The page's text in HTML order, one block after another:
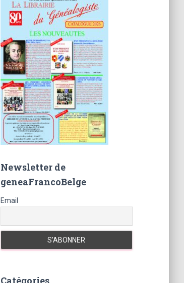
:
Newsletter de
geneaFrancoBelge
Email
Catégories